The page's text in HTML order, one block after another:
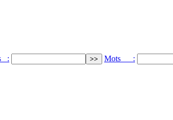
: Mots :